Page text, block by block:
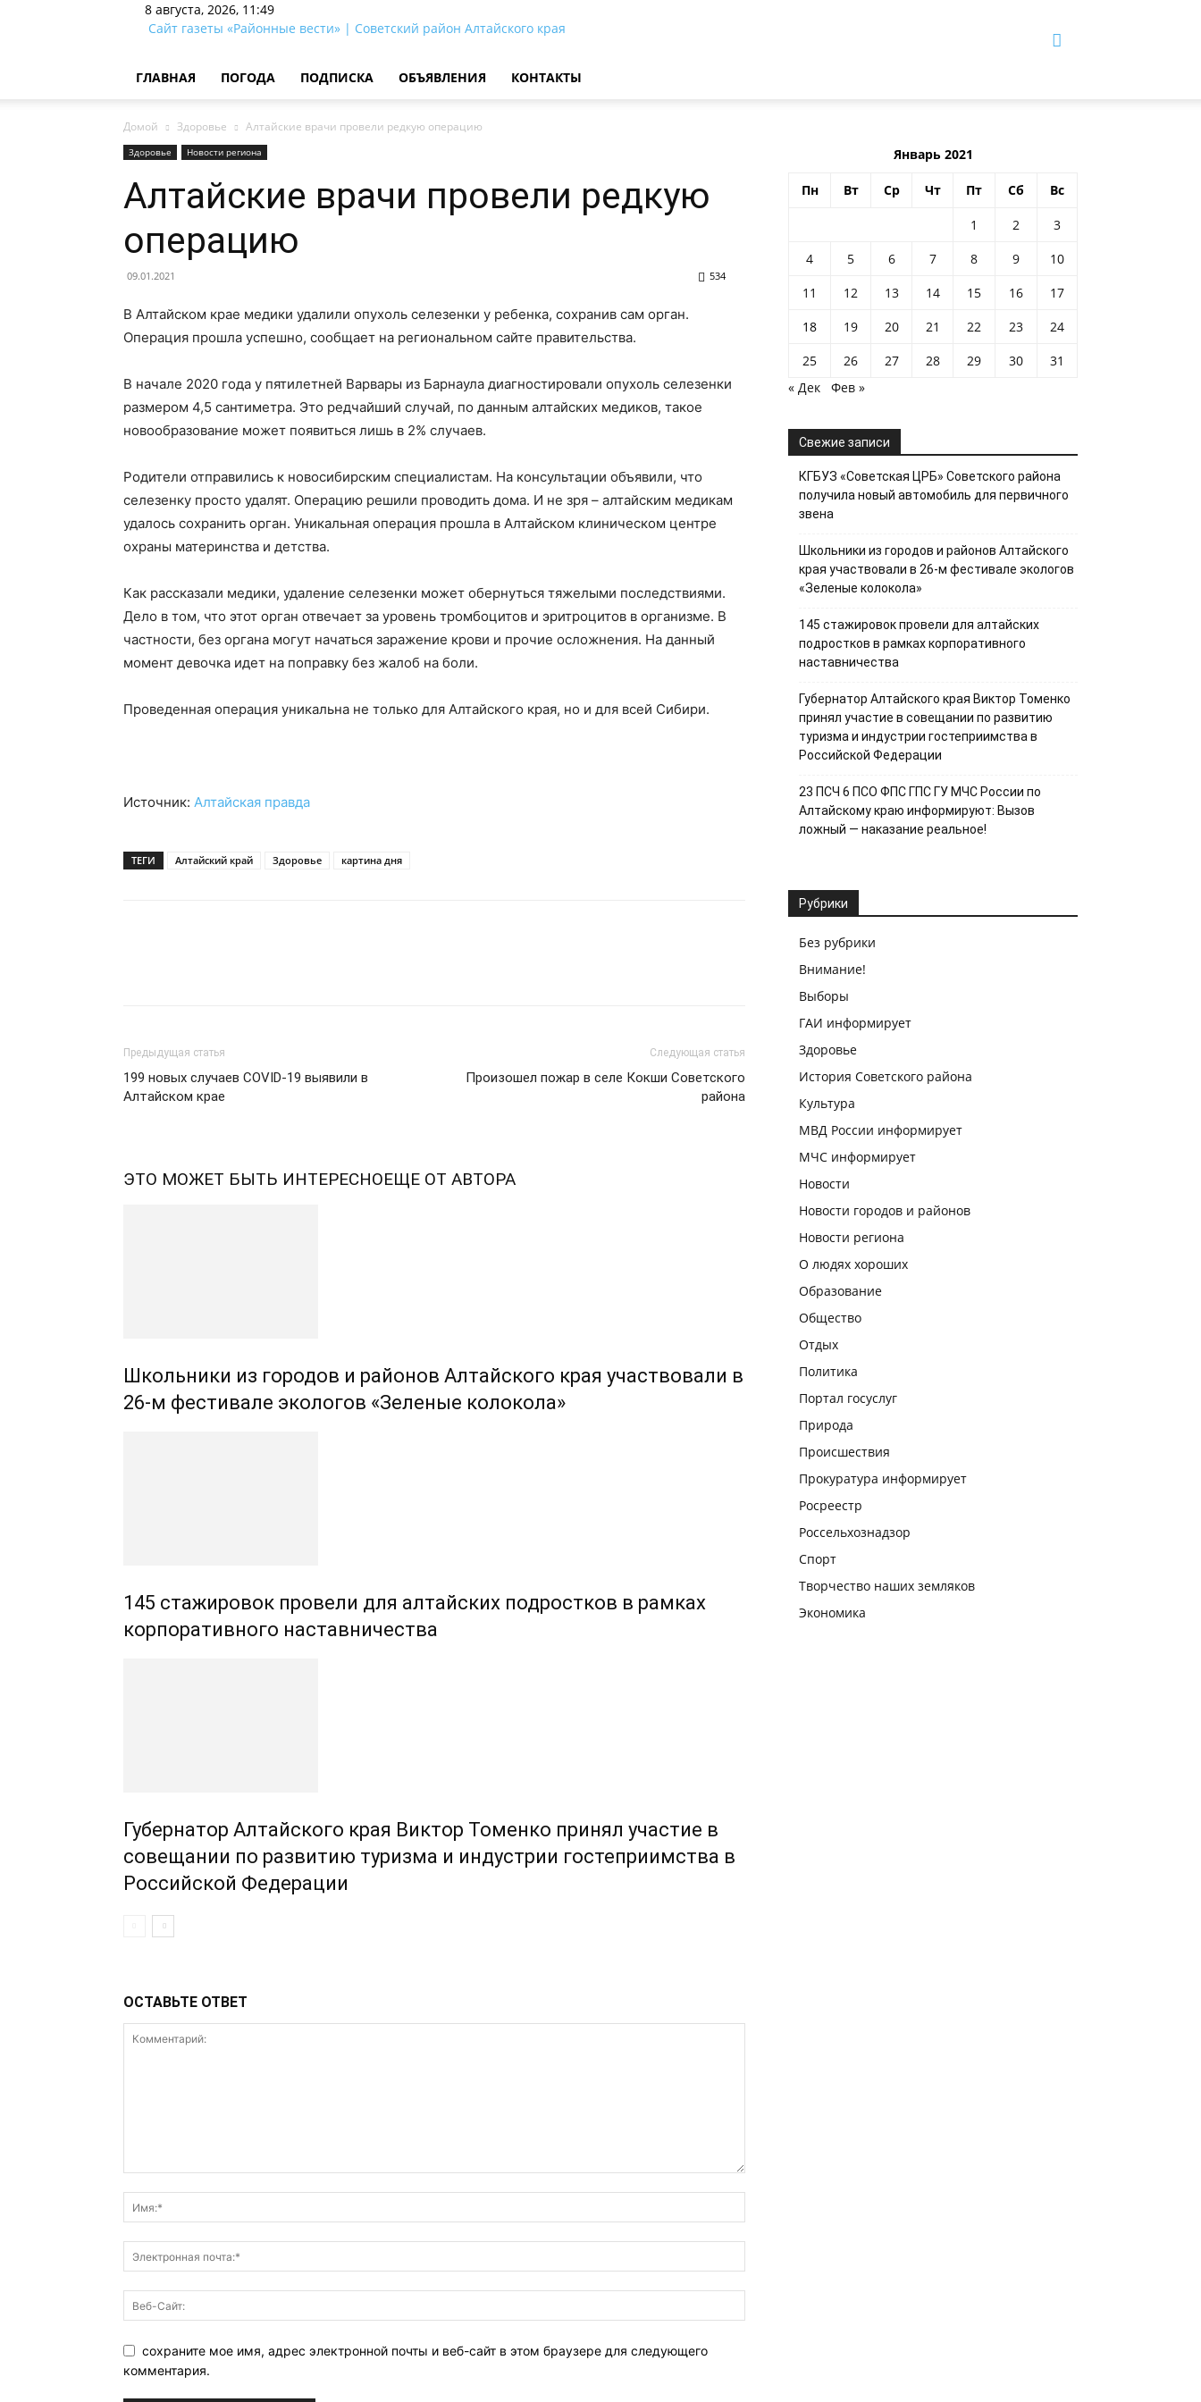
8 августа, 2026, 11:49
Сайт газеты «Районные вести» | Советский район Алтайского края
ГЛАВНАЯ ПОГОДА ПОДПИСКА ОБЪЯВЛЕНИЯ КОНТАКТЫ
Домой Здоровье Алтайские врачи провели редкую операцию
Здоровье Новости региона
Алтайские врачи провели редкую
операцию
09.01.2021 534
В Алтайском крае медики удалили опухоль селезенки у ребенка, сохранив сам орган.
Операция прошла успешно, сообщает на региональном сайте правительства.
В начале 2020 года у пятилетней Варвары из Барнаула диагностировали опухоль селезенки
размером 4,5 сантиметра. Это редчайший случай, по данным алтайских медиков, такое
новообразование может появиться лишь в 2% случаев.
Родители отправились к новосибирским специалистам. На консультации объявили, что
селезенку просто удалят. Операцию решили проводить дома. И не зря – алтайским медикам
удалось сохранить орган. Уникальная операция прошла в Алтайском клиническом центре
охраны материнства и детства.
Как рассказали медики, удаление селезенки может обернуться тяжелыми последствиями.
Дело в том, что этот орган отвечает за уровень тромбоцитов и эритроцитов в организме. В
частности, без органа могут начаться заражение крови и прочие осложнения. На данный
момент девочка идет на поправку без жалоб на боли.
Проведенная операция уникальна не только для Алтайского края, но и для всей Сибири.
Источник: Алтайская правда
ТЕГИ Алтайский край Здоровье картина дня
Предыдущая статья
199 новых случаев COVID-19 выявили в
Алтайском крае
Следующая статья
Произошел пожар в селе Кокши Советского
района
ЭТО МОЖЕТ БЫТЬ ИНТЕРЕСНОЕЩЕ ОТ АВТОРА
Школьники из городов и районов Алтайского края участвовали в
26-м фестивале экологов «Зеленые колокола»
145 стажировок провели для алтайских подростков в рамках
корпоративного наставничества
Губернатор Алтайского края Виктор Томенко принял участие в
совещании по развитию туризма и индустрии гостеприимства в
Российской Федерации
ОСТАВЬТЕ ОТВЕТ
сохраните мое имя, адрес электронной почты и веб-сайт в этом браузере для следующего
комментария.
Январь 2021
Пн Вт Ср Чт Пт Сб Вс
1 2
3
4
5 6 7 8 9
10
11
12 13 14 15 16
17
18
19 20 21 22 23
24
25
26 27 28 29 30
31
« Дек
Фев »
Свежие записи
КГБУЗ «Советская ЦРБ» Советского района
получила новый автомобиль для первичного
звена
Школьники из городов и районов Алтайского
края участвовали в 26-м фестивале экологов
«Зеленые колокола»
145 стажировок провели для алтайских
подростков в рамках корпоративного
наставничества
Губернатор Алтайского края Виктор Томенко
принял участие в совещании по развитию
туризма и индустрии гостеприимства в
Российской Федерации
23 ПСЧ 6 ПСО ФПС ГПС ГУ МЧС России по
Алтайскому краю информируют: Вызов
ложный — наказание реальное!
Рубрики
Без рубрики
Внимание!
Выборы
ГАИ информирует
Здоровье
История Советского района
Культура
МВД России информирует
МЧС информирует
Новости
Новости городов и районов
Новости региона
О людях хороших
Образование
Общество
Отдых
Политика
Портал госуслуг
Природа
Происшествия
Прокуратура информирует
Росреестр
Россельхознадзор
Спорт
Творчество наших земляков
Экономика